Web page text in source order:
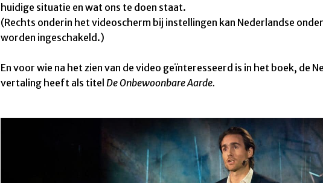
huidige situatie en wat ons te doen staat.
(Rechts onderin het videoscherm bij instellingen kan Nederlandse
worden ingeschakeld.)
En voor wie na het zien van de video geïnteresseerd is in het boek, de
vertaling heeft als titel De Onbewoonbare Aarde.